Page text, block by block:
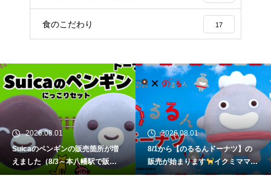
食のこだわり 17
2026.08.01
Suicaのペンギンの販売箇所が増
えました（8/3～本八幡駅で販
売）
イクミママのどうぶつドー
2026.08.01
8/1から【のるるんドーナツ】の
販売が始まります
イクミママの
どうぶつドーナツ